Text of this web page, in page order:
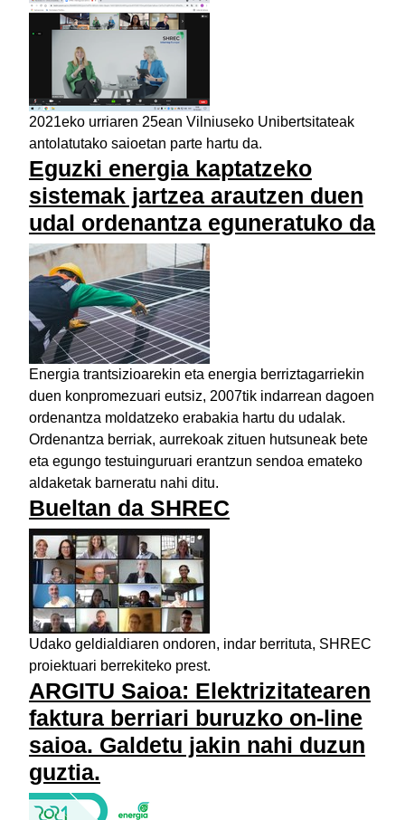
2021eko urriaren 25ean Vilniuseko Unibertsitateak
antolatutako saioetan parte hartu da.
Eguzki energia kaptatzeko
sistemak jartzea arautzen duen
udal ordenantza eguneratuko da
Energia trantsizioarekin eta energia berriztagarriekin
duen konpromezuari eutsiz, 2007tik indarrean dagoen
ordenantza moldatzeko erabakia hartu du udalak.
Ordenantza berriak, aurrekoak zituen hutsuneak bete
eta egungo testuinguruari erantzun sendoa emateko
aldaketak barneratu nahi ditu.
Bueltan da SHREC
Udako geldialdiaren ondoren, indar berrituta, SHREC
proiektuari berrekiteko prest.
ARGITU Saioa: Elektrizitatearen
faktura berriari buruzko on-line
saioa. Galdetu jakin nahi duzun
guztia.